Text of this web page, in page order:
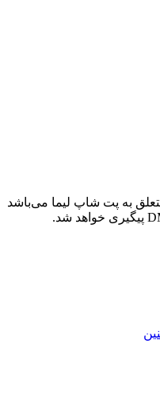
به پت شاپ لیما می‌باشد